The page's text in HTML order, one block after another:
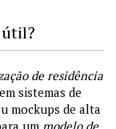
útil?
de residência
sistemas de
mockups de alta